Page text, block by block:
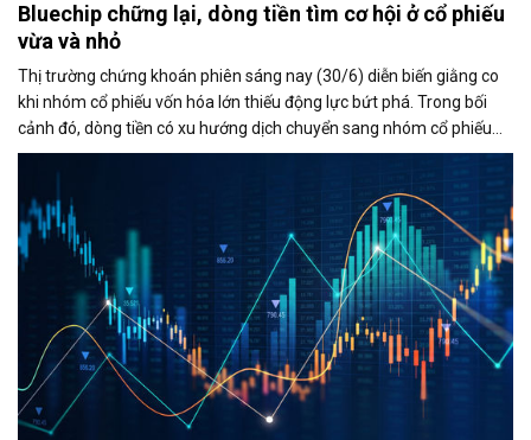
Bluechip chững lại, dòng tiền tìm cơ hội ở cổ phiếu
vừa và nhỏ
Thị trường chứng khoán phiên sáng nay (30/6) diễn biến giằng co
khi nhóm cổ phiếu vốn hóa lớn thiếu động lực bứt phá. Trong bối
cảnh đó, dòng tiền có xu hướng dịch chuyển sang nhóm cổ phiếu
vừa và nhỏ, đặc biệt là nhóm chứng khoán, giúp thanh khoản thị
trường duy trì ở mức cao và VN-Index vẫn giữ được sắc xanh.